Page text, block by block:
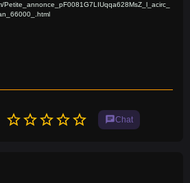
Petite_annonce_pF0081G7LIUqqa628MsZ_l_acirc_
star_borderstar_borderstar_borderstar_borderstar_border chatChat